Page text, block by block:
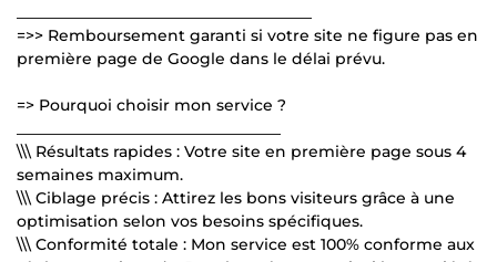
=>> Remboursement garanti si votre site ne figure pas en
première page de Google dans le délai prévu.
=> Pourquoi choisir mon service ?
\\\ Résultats rapides : Votre site en première page sous 4
semaines maximum.
\\\ Ciblage précis : Attirez les bons visiteurs grâce à une
optimisation selon vos besoins spécifiques.
\\\ Conformité totale : Mon service est 100% conforme aux